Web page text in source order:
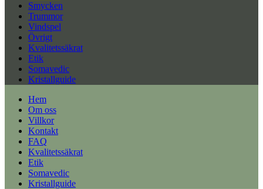
Smycken
Trummor
Vindspel
Övrigt
Kvalitetssäkrat
Etik
Somavedic
Kristallguide
Hem
Om oss
Villkor
Kontakt
FAQ
Kvalitetssäkrat
Etik
Somavedic
Kristallguide